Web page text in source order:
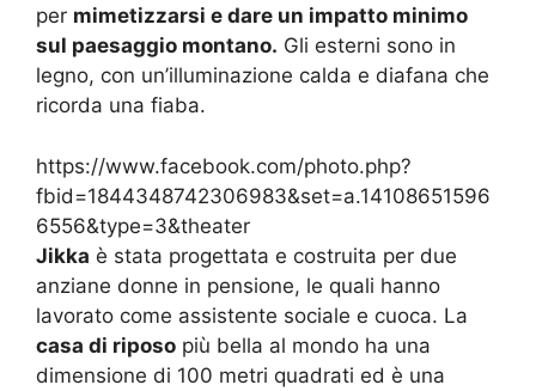
per mimetizzarsi e dare un impatto minimo
sul paesaggio montano. Gli esterni sono in
legno, con un’illuminazione calda e diafana che
ricorda una fiaba.
https://www.facebook.com/photo.php?
fbid=1844348742306983&set=a.14108651596
6556&type=3&theater
Jikka è stata progettata e costruita per due
anziane donne in pensione, le quali hanno
lavorato come assistente sociale e cuoca. La
casa di riposo più bella al mondo ha una
dimensione di 100 metri quadrati ed è una